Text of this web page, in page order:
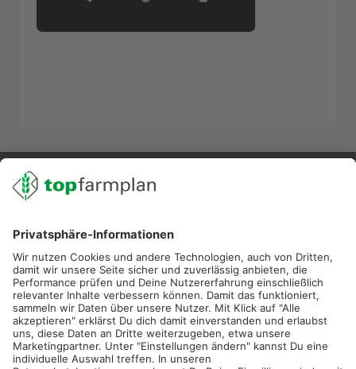
02501 801 44 84
service@topfarmplan.de
Sei immer auf dem Laufenden!
Neue Features, spannende Tipps und hilfreiche Anleitungen!